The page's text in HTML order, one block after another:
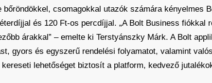
bőröndökkel, csomagokkal utazók számára kényelmes
és 120 Ft-os percdíjjal. „A Bolt Business fiókkal
árakkal” – emelte ki Terstyánszky Márk. A Bolt
gyors és egyszerű rendelési folyamatot, valamint
lehetőséget biztosít a platform, kedvező